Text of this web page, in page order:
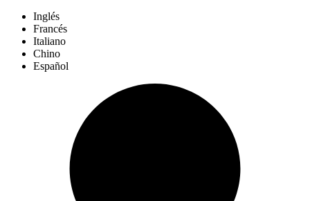
Inglés
Francés
Italiano
Chino
Español